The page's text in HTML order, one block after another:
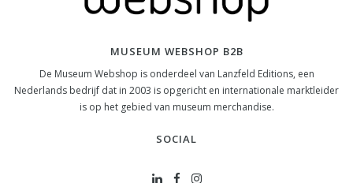
MUSEUM WEBSHOP B2B
De Museum Webshop is onderdeel van Lanzfeld Editions, een
Nederlands bedrijf dat in 2003 is opgericht en internationale marktleider
is op het gebied van museum merchandise.
SOCIAL